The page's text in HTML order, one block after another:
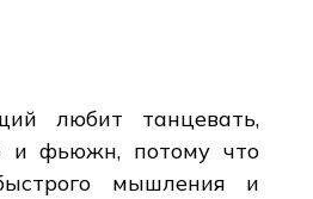
любит танцевать,
и фьюжн, потому что
мышления и